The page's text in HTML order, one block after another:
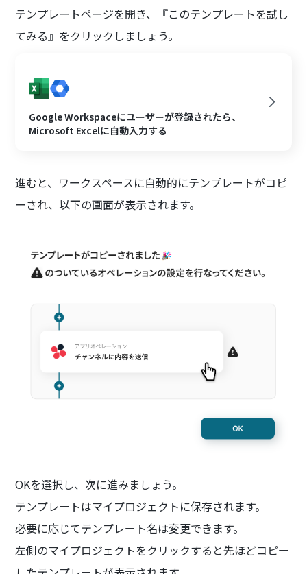
テンプレートページを開き、『このテンプレートを試し
てみる』をクリックしましょう。
Google Workspaceにユーザーが登録されたら、
Microsoft Excelに自動入力する
進むと、ワークスペースに自動的にテンプレートがコピ
ーされ、以下の画面が表示されます。
OKを選択し、次に進みましょう。
テンプレートはマイプロジェクトに保存されます。
必要に応じてテンプレート名は変更できます。
左側のマイプロジェクトをクリックすると先ほどコピー